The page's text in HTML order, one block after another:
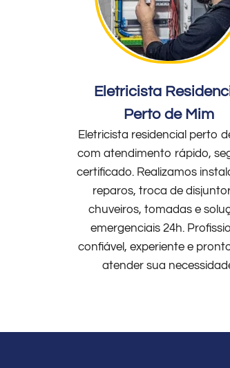
Eletricista
Perto de Mim
Eletricista residencial perto
com atendimento rápido,
certificado. Realizamos
reparos, troca de
chuveiros, tomadas e
emergenciais 24h.
confiável, experiente e
atender sua